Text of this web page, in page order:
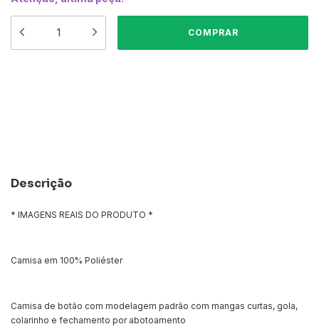
Descrição
* IMAGENS REAIS DO PRODUTO *
Camisa em 100% Poliéster
Camisa de botão com modelagem padrão com mangas curtas, gola,
colarinho e fechamento por abotoamento